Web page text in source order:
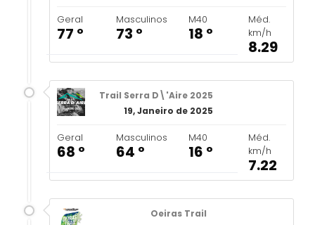
Geral
77 º
Masculinos
73 º
M40
18 º
Méd.
km/h
8.29
Trail Serra D\'Aire 2025
19, Janeiro de 2025
Geral
68 º
Masculinos
64 º
M40
16 º
Méd.
km/h
7.22
Oeiras Trail